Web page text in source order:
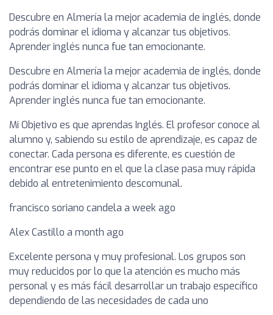
Descubre en Almería la mejor academia de inglés, donde
podrás dominar el idioma y alcanzar tus objetivos.
Aprender inglés nunca fue tan emocionante.
Descubre en Almería la mejor academia de inglés, donde
podrás dominar el idioma y alcanzar tus objetivos.
Aprender inglés nunca fue tan emocionante.
Mi Objetivo es que aprendas Inglés. El profesor conoce al
alumno y, sabiendo su estilo de aprendizaje, es capaz de
conectar. Cada persona es diferente, es cuestión de
encontrar ese punto en el que la clase pasa muy rápida
debido al entretenimiento descomunal.
francisco soriano candela a week ago
Alex Castillo a month ago
Excelente persona y muy profesional. Los grupos son
muy reducidos por lo que la atención es mucho más
personal y es más fácil desarrollar un trabajo específico
dependiendo de las necesidades de cada uno